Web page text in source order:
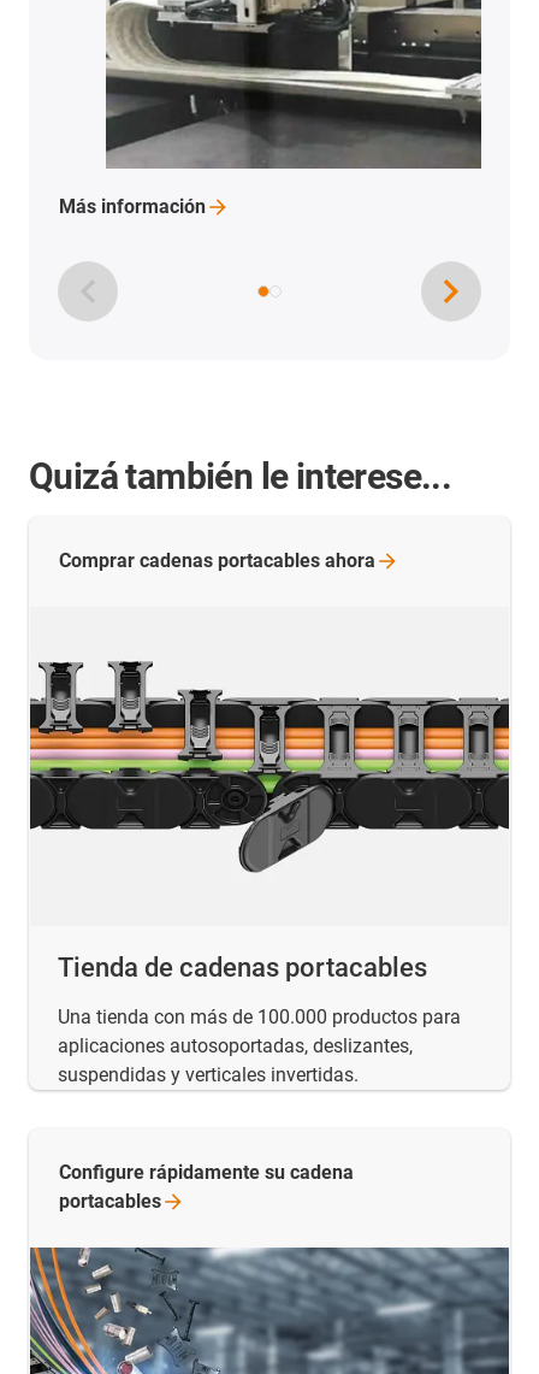
Más aplicaciones con cadenasportacables
Quizá también le interese...
Tienda de cadenas portacables
Una tienda con más de 100.000 productos para
aplicaciones autosoportadas, deslizantes,
suspendidas y verticales invertidas.
Comprar cadenas portacables ahora
Configure rápidamente su cadena
portacables